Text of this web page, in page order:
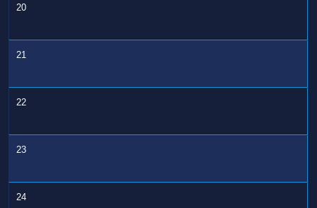
20
21
22
23
24